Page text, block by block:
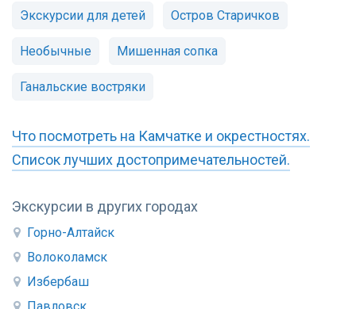
Экскурсии в других городах
Горно-Алтайск
Волоколамск
Избербаш
Экскурсии для детей Остров Старичков
Необычные Мишенная сопка
Ганальские востряки
Что посмотреть на Камчатке и окрестностях.
Список лучших достопримечательностей.